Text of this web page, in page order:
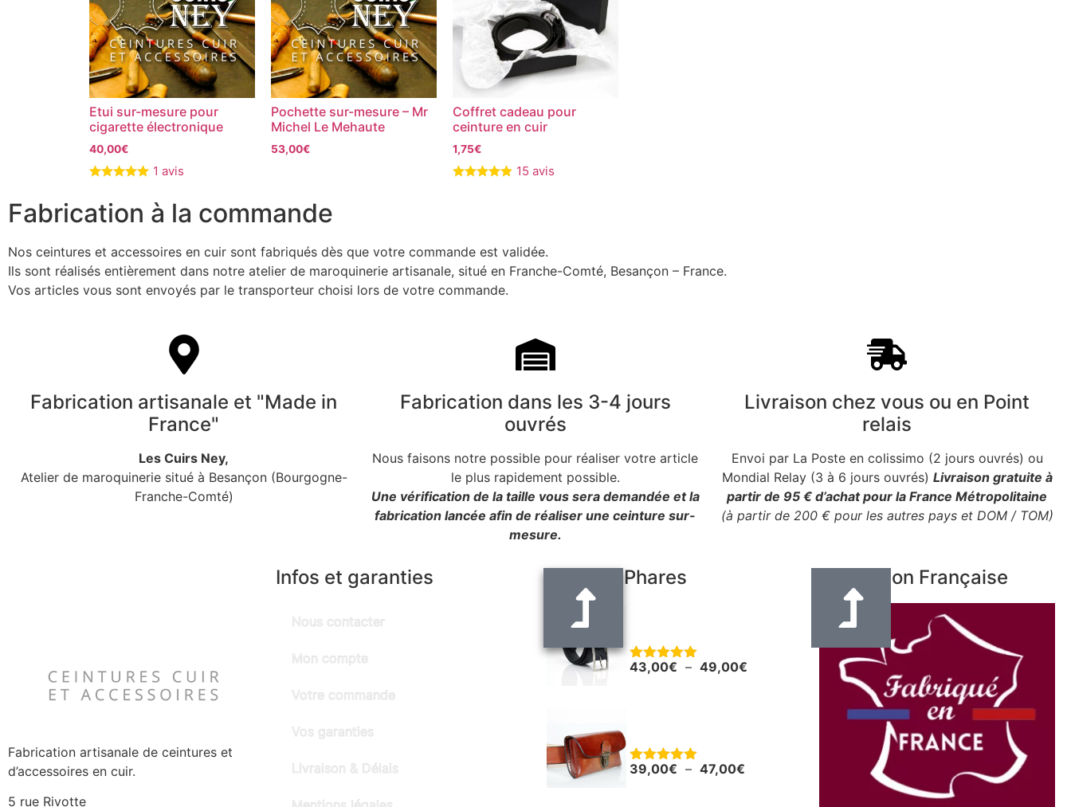
Etui sur-mesure pour
cigarette électronique
40,00€
1 avis
Pochette sur-mesure – Mr
Michel Le Mehaute
53,00€
Coffret cadeau pour
ceinture en cuir
1,75€
15 avis
Fabrication à la commande
Nos ceintures et accessoires en cuir sont fabriqués dès que votre commande est validée.
Ils sont réalisés entièrement dans notre atelier de maroquinerie artisanale, situé en Franche-Comté, Besançon – France.
Vos articles vous sont envoyés par le transporteur choisi lors de votre commande.
Fabrication artisanale et "Made in
France"
Les Cuirs Ney,
Atelier de maroquinerie situé à Besançon (Bourgogne-
Franche-Comté)
Fabrication dans les 3-4 jours
ouvrés
Nous faisons notre possible pour réaliser votre article
le plus rapidement possible.
Une vérification de la taille vous sera demandée et la
fabrication lancée afin de réaliser une ceinture sur-
mesure.
Livraison chez vous ou en Point
relais
Envoi par La Poste en colissimo (2 jours ouvrés) ou
Mondial Relay (3 à 6 jours ouvrés) Livraison gratuite à
partir de 95 € d’achat pour la France Métropolitaine
(à partir de 200 € pour les autres pays et DOM / TOM)
Fabrication artisanale de ceintures et
d’accessoires en cuir.
5 rue Rivotte
Infos et garanties
Nous contacter
Mon compte
Votre commande
Vos garanties
Livraison & Délais
Produits Phares
Note5.00
43,00€ – 49,00€
Note5.00
39,00€ – 47,00€
Fabrication Française